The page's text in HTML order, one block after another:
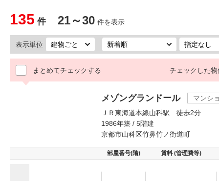
135 件 21～30 件を表示
表示単位
まとめてチェックする チェックした物
メゾングランドール
マンシ
ＪＲ東海道本線山科駅 徒歩2分
1986年築 / 5階建
京都市山科区竹鼻竹ノ街道町
部屋番号(階) 賃料 (管理費等)